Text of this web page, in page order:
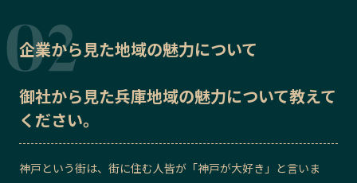
企業から見た地域の魅力について
御社から見た兵庫地域の魅力について教えて
ください。
神戸という街は、街に住む人皆が「神戸が大好き」と言いま